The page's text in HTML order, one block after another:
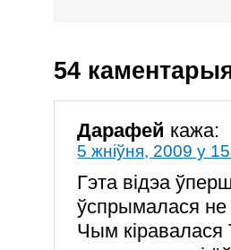
54
Дарафей кажа:
5 жніўня, 2009 у
Гэта відэа
ўспрымалася не
Чым кіравалася